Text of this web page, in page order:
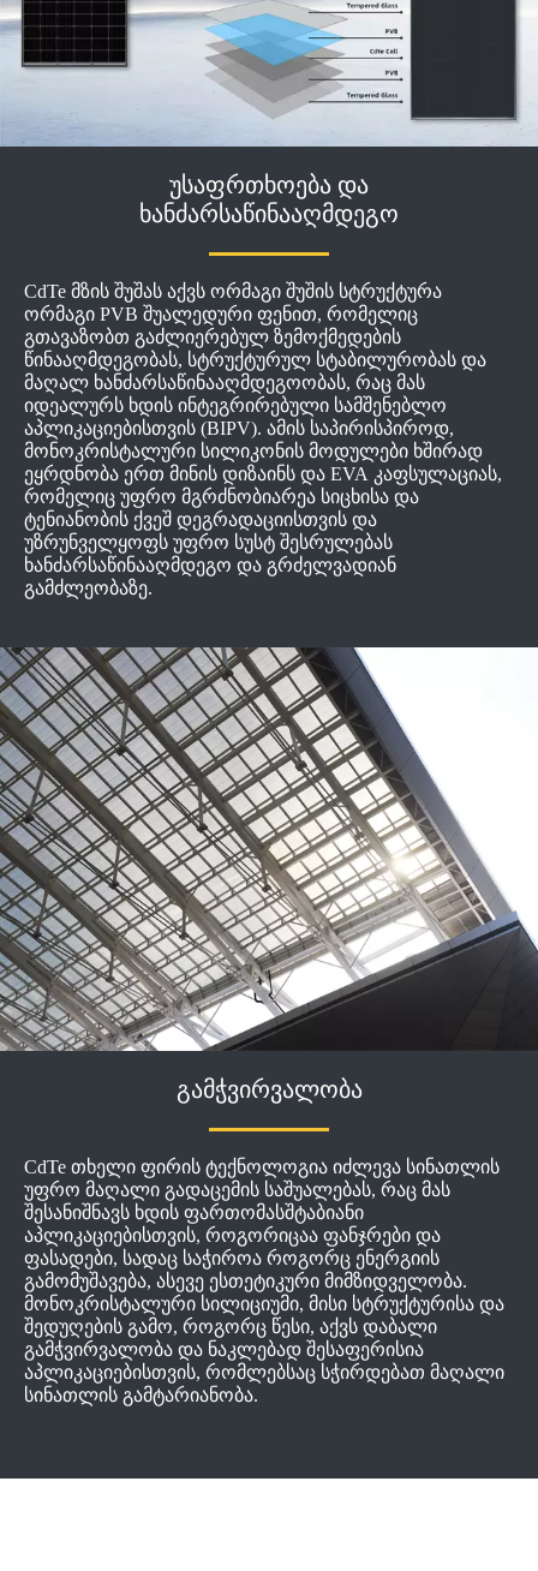
უსაფრთხოება და
ხანძარსაწინააღმდეგო
CdTe მზის შუშას აქვს ორმაგი შუშის სტრუქტურა
ორმაგი PVB შუალედური ფენით, რომელიც
გთავაზობთ გაძლიერებულ ზემოქმედების
წინააღმდეგობას, სტრუქტურულ სტაბილურობას და
მაღალ ხანძარსაწინააღმდეგოობას, რაც მას
იდეალურს ხდის ინტეგრირებული სამშენებლო
აპლიკაციებისთვის (BIPV). ამის საპირისპიროდ,
მონოკრისტალური სილიკონის მოდულები ხშირად
ეყრდნობა ერთ მინის დიზაინს და EVA კაფსულაციას,
რომელიც უფრო მგრძნობიარეა სიცხისა და
ტენიანობის ქვეშ დეგრადაციისთვის და
უზრუნველყოფს უფრო სუსტ შესრულებას
ხანძარსაწინააღმდეგო და გრძელვადიან
გამძლეობაზე.
გამჭვირვალობა
CdTe თხელი ფირის ტექნოლოგია იძლევა სინათლის
უფრო მაღალი გადაცემის საშუალებას, რაც მას
შესანიშნავს ხდის ფართომასშტაბიანი
აპლიკაციებისთვის, როგორიცაა ფანჯრები და
ფასადები, სადაც საჭიროა როგორც ენერგიის
გამომუშავება, ასევე ესთეტიკური მიმზიდველობა.
მონოკრისტალური სილიციუმი, მისი სტრუქტურისა და
შედუღების გამო, როგორც წესი, აქვს დაბალი
გამჭვირვალობა და ნაკლებად შესაფერისია
აპლიკაციებისთვის, რომლებსაც სჭირდებათ მაღალი
სინათლის გამტარიანობა.